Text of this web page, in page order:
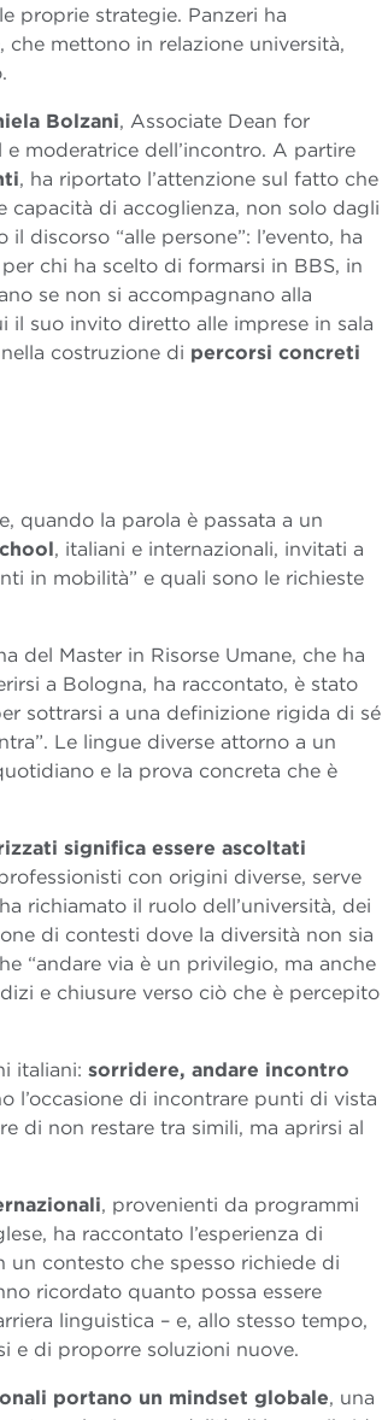
proprie strategie. Panzeri ha
mettono in relazione università,
Bolzani, Associate Dean for
moderatrice dell’incontro. A partire
, ha riportato l’attenzione sul fatto che
capacità di accoglienza, non solo dagli
discorso “alle persone”: l’evento, ha
chi ha scelto di formarsi in BBS, in
se non si accompagnano alla
il suo invito diretto alle imprese in sala
costruzione di percorsi concreti
quando la parola è passata a un
, italiani e internazionali, invitati a
in mobilità” e quali sono le richieste
del Master in Risorse Umane, che ha
a Bologna, ha raccontato, è stato
sottrarsi a una definizione rigida di sé
Le lingue diverse attorno a un
e la prova concreta che è
significa essere ascoltati
con origini diverse, serve
richiamato il ruolo dell’università, dei
di contesti dove la diversità non sia
“andare via è un privilegio, ma anche
e chiusure verso ciò che è percepito
italiani: sorridere, andare incontro
l’occasione di incontrare punti di vista
di non restare tra simili, ma aprirsi al
, provenienti da programmi
ha raccontato l’esperienza di
contesto che spesso richiede di
ricordato quanto possa essere
linguistica – e, allo stesso tempo,
e di proporre soluzioni nuove.
portano un mindset globale, una